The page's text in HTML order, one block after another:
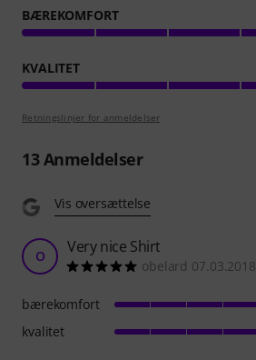
BÆREKOMFORT
KVALITET
Retningslinjer for anmeldelser
13Anmeldelser
Vis oversættelse
O Very nice Shirt
obelard 07.03.2018
bærekomfort
kvalitet